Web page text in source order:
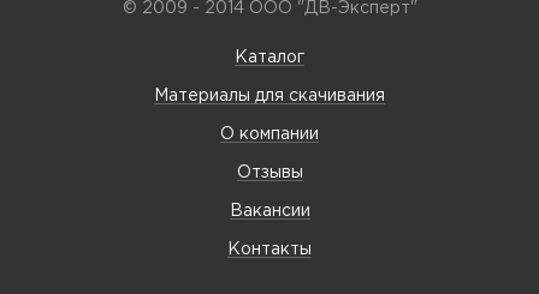
© 2009 - 2014 ООО "ДВ-Эксперт"
Каталог
Материалы для скачивания
О компании
Отзывы
Вакансии
Контакты